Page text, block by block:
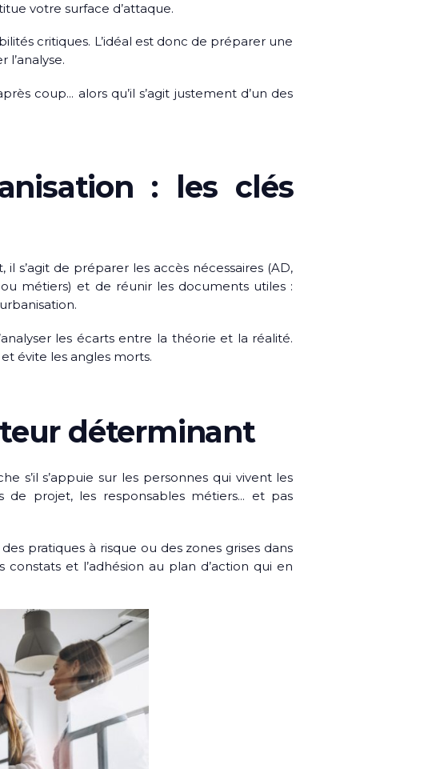
votre surface d’attaque.
critiques. L’idéal est donc de préparer une
coup… alors qu’il s’agit justement d’un des
: les clés
s’agit de préparer les accès nécessaires (AD,
métiers) et de réunir les documents utiles :
les écarts entre la théorie et la réalité.
évite les angles morts.
déterminant
s’il s’appuie sur les personnes qui vivent les
de projet, les responsables métiers… et pas
pratiques à risque ou des zones grises dans
constats et l’adhésion au plan d’action qui en